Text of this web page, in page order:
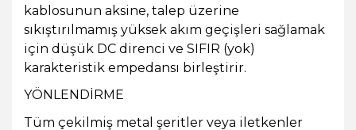
kablosunun aksine, talep üzerine
sıkıştırılmamış yüksek akım geçişleri sağlamak
için düşük DC direnci ve SIFIR (yok)
karakteristik empedansı birleştirir.
YÖNLENDİRME
Tüm çekilmiş metal şeritler veya iletkenler